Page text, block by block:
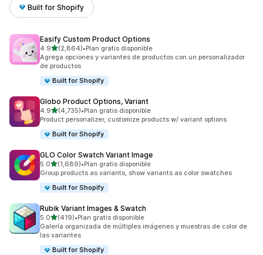
Built for Shopify
Easify Custom Product Options
4.9de 5 estrellas
(2,864)
2864 reseñas en total
•Plan gratis disponible
Agrega opciones y variantes de productos con un personalizador
de productos
Built for Shopify
Globo Product Options, Variant
4.9de 5 estrellas
(4,735)
4735 reseñas en total
•Plan gratis disponible
Product personalizer, customize products w/ variant options
Built for Shopify
GLO Color Swatch Variant Image
5.0de 5 estrellas
(1,689)
1689 reseñas en total
•Plan gratis disponible
Group products as variants, show variants as color swatches
Built for Shopify
Rubik Variant Images & Swatch
5.0de 5 estrellas
(419)
419 reseñas en total
•Plan gratis disponible
Galería organizada de múltiples imágenes y muestras de color de
las variantes
Built for Shopify